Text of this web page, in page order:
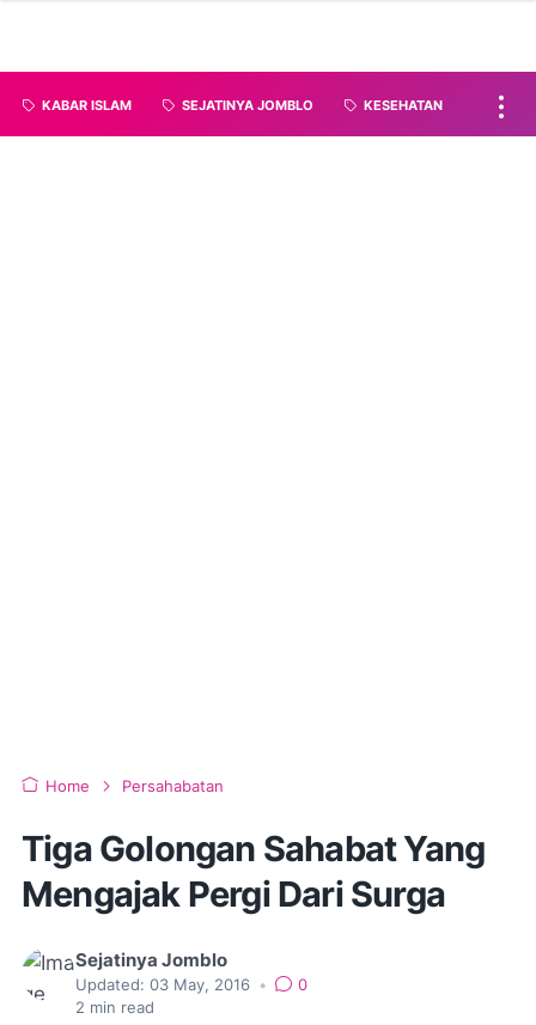
KABAR ISLAM SEJATINYA JOMBLO KESEHATAN
Home Persahabatan
Tiga Golongan Sahabat Yang
Mengajak Pergi Dari Surga
Sejatinya Jomblo
Updated: 03 May, 2016 •
0
2 min read